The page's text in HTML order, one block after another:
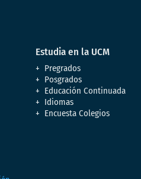
Estudia en la UCM
Pregrados
Posgrados
Educación Continuada
Idiomas
Encuesta Colegios